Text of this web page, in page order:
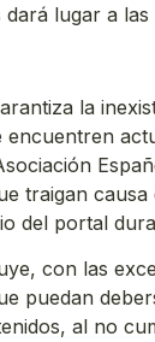
lugar a
la
traigan
del portal
con las
puedan
al no